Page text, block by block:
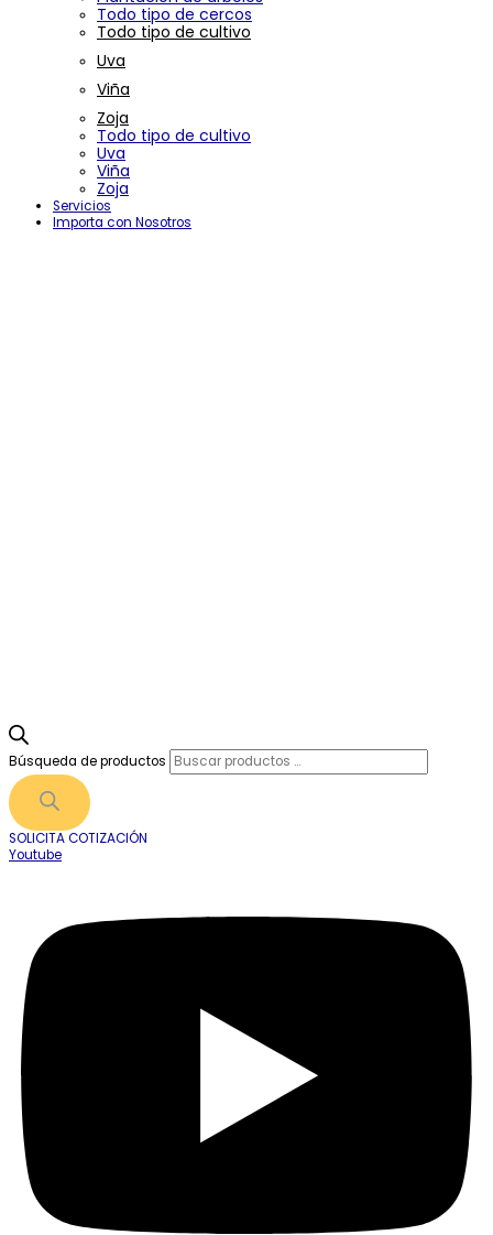
Todo tipo de cercos
Todo tipo de cultivo
Uva
Viña
Zoja
Todo tipo de cultivo
Uva
Viña
Zoja
Servicios
Importa con Nosotros
Búsqueda de productos
SOLICITA COTIZACIÓN
Youtube